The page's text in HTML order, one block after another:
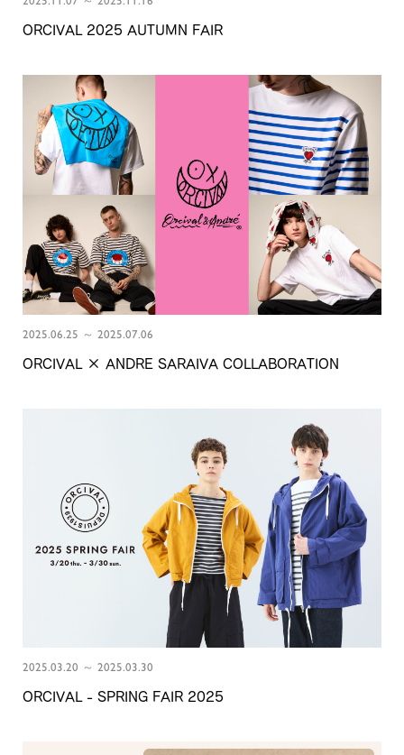
ORCIVAL 2025 AUTUMN FAIR
2025.06.25 ～ 2025.07.06
ORCIVAL × ANDRE SARAIVA COLLABORATION
2025.03.20 ～ 2025.03.30
ORCIVAL - SPRING FAIR 2025